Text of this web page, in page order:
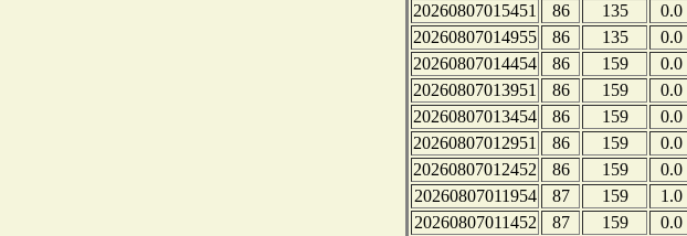
20260807015451
86 135 0.0
20260807014955
86 135 0.0
20260807014454
86 159 0.0
20260807013951
86 159 0.0
20260807013454
86 159 0.0
20260807012951
86 159 0.0
20260807012452
86 159 0.0
20260807011954
87 159 1.0
20260807011452
87 159 0.0